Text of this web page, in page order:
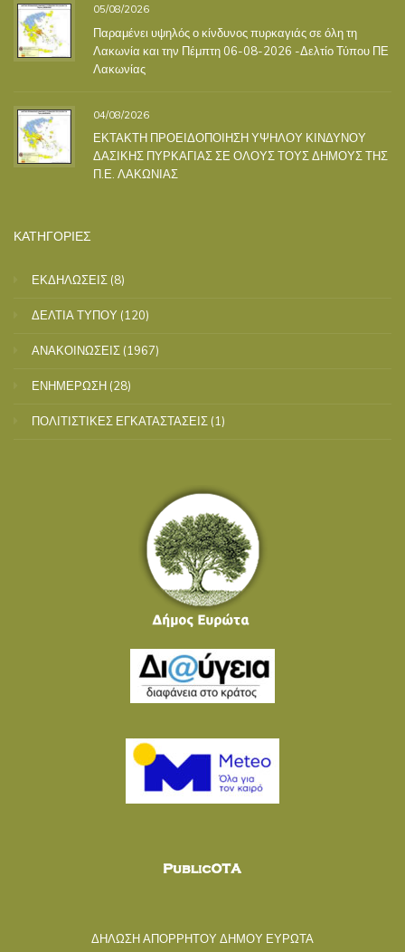
05/08/2026
Παραμένει υψηλός ο κίνδυνος πυρκαγιάς σε όλη τη
Λακωνία και την Πέμπτη 06-08-2026 -Δελτίο Τύπου ΠΕ
Λακωνίας
04/08/2026
ΕΚΤΑΚΤΗ ΠΡΟΕΙΔΟΠΟΙΗΣΗ ΥΨΗΛΟΥ ΚΙΝΔΥΝΟΥ
ΔΑΣΙΚΗΣ ΠΥΡΚΑΓΙΑΣ ΣΕ ΟΛΟΥΣ ΤΟΥΣ ΔΗΜΟΥΣ ΤΗΣ
Π.Ε. ΛΑΚΩΝΙΑΣ
ΚΑΤΗΓΟΡΙΕΣ
ΕΚΔΗΛΩΣΕΙΣ (8)
ΔΕΛΤΙΑ ΤΥΠΟΥ (120)
ΑΝΑΚΟΙΝΩΣΕΙΣ (1967)
ΕΝΗΜΕΡΩΣΗ (28)
ΠΟΛΙΤΙΣΤΙΚΕΣ ΕΓΚΑΤΑΣΤΑΣΕΙΣ (1)
ΔΗΛΩΣΗ ΑΠΟΡΡΗΤΟΥ ΔΗΜΟΥ ΕΥΡΩΤΑ